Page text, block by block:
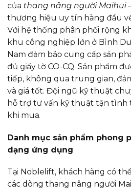
của thang nâng người Maihui
thương hiệu uy tín hàng đầu
Với hệ thống phân phối rộng
khu công nghiệp lớn ở Bình
Nam đảm bảo cung cấp sản
đủ giấy tờ CO-CQ. Sản phẩm
tiếp, không qua trung gian,
và giá tốt. Đội ngũ kỹ thuật
hỗ trợ tư vấn kỹ thuật tận tình
khi mua.
Danh mục sản phẩm phong
dạng ứng dụng
Tại Noblelift, khách hàng có
các dòng thang nâng người